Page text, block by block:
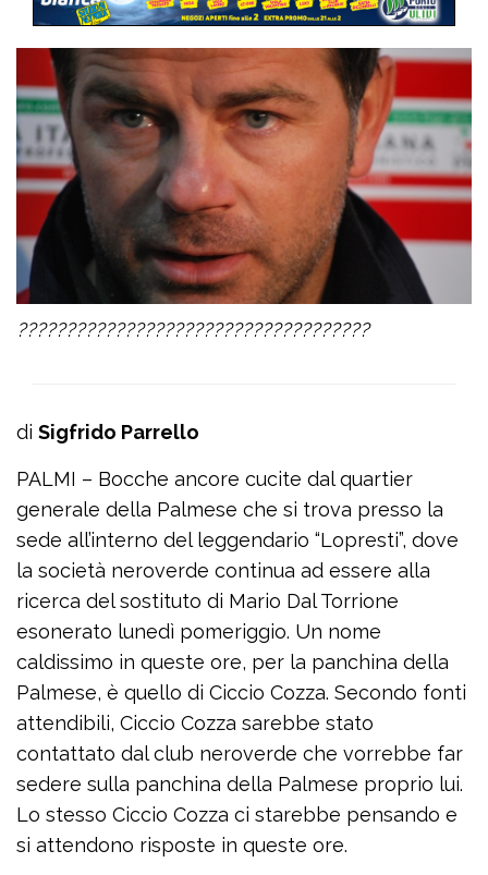
????????????????????????????????????
di Sigfrido Parrello
PALMI – Bocche ancore cucite dal quartier
generale della Palmese che si trova presso la
sede all’interno del leggendario “Lopresti”, dove
la società neroverde continua ad essere alla
ricerca del sostituto di Mario Dal Torrione
esonerato lunedì pomeriggio. Un nome
caldissimo in queste ore, per la panchina della
Palmese, è quello di Ciccio Cozza. Secondo fonti
attendibili, Ciccio Cozza sarebbe stato
contattato dal club neroverde che vorrebbe far
sedere sulla panchina della Palmese proprio lui.
Lo stesso Ciccio Cozza ci starebbe pensando e
si attendono risposte in queste ore.